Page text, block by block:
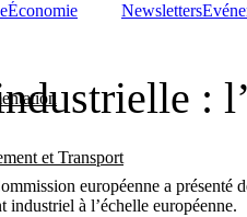
et Transport
Économie Newsletters
:
européenne a
industriel à l’échelle européenne.